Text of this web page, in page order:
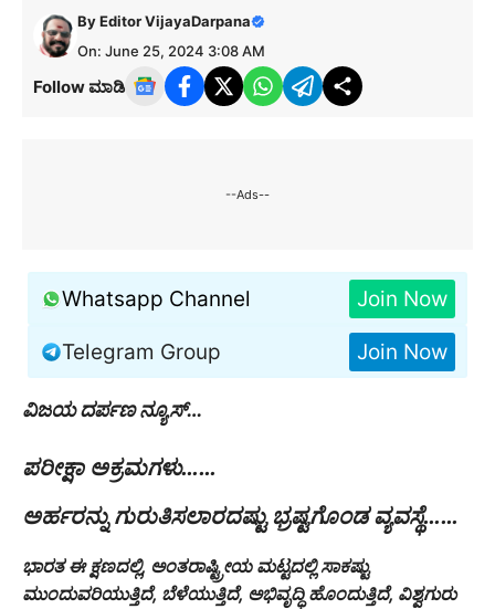
ByEditor VijayaDarpana
On: June 25, 2024 3:08 AM
Follow ಮಾಡಿ
--Ads--
Whatsapp Channel Join Now
Telegram Group Join Now
ವಿಜಯ ದರ್ಪಣ ನ್ಯೂಸ್…
ಪರೀಕ್ಷಾ ಅಕ್ರಮಗಳು……
ಅರ್ಹರನ್ನು ಗುರುತಿಸಲಾರದಷ್ಟು ಭ್ರಷ್ಟಗೊಂಡ ವ್ಯವಸ್ಥೆ……
ಭಾರತ ಈ ಕ್ಷಣದಲ್ಲಿ, ಅಂತರಾಷ್ಟ್ರೀಯ ಮಟ್ಟದಲ್ಲಿ ಸಾಕಷ್ಟು
ಮುಂದುವರಿಯುತ್ತಿದೆ, ಬೆಳೆಯುತ್ತಿದೆ, ಅಭಿವೃದ್ಧಿ ಹೊಂದುತ್ತಿದೆ, ವಿಶ್ವಗುರು